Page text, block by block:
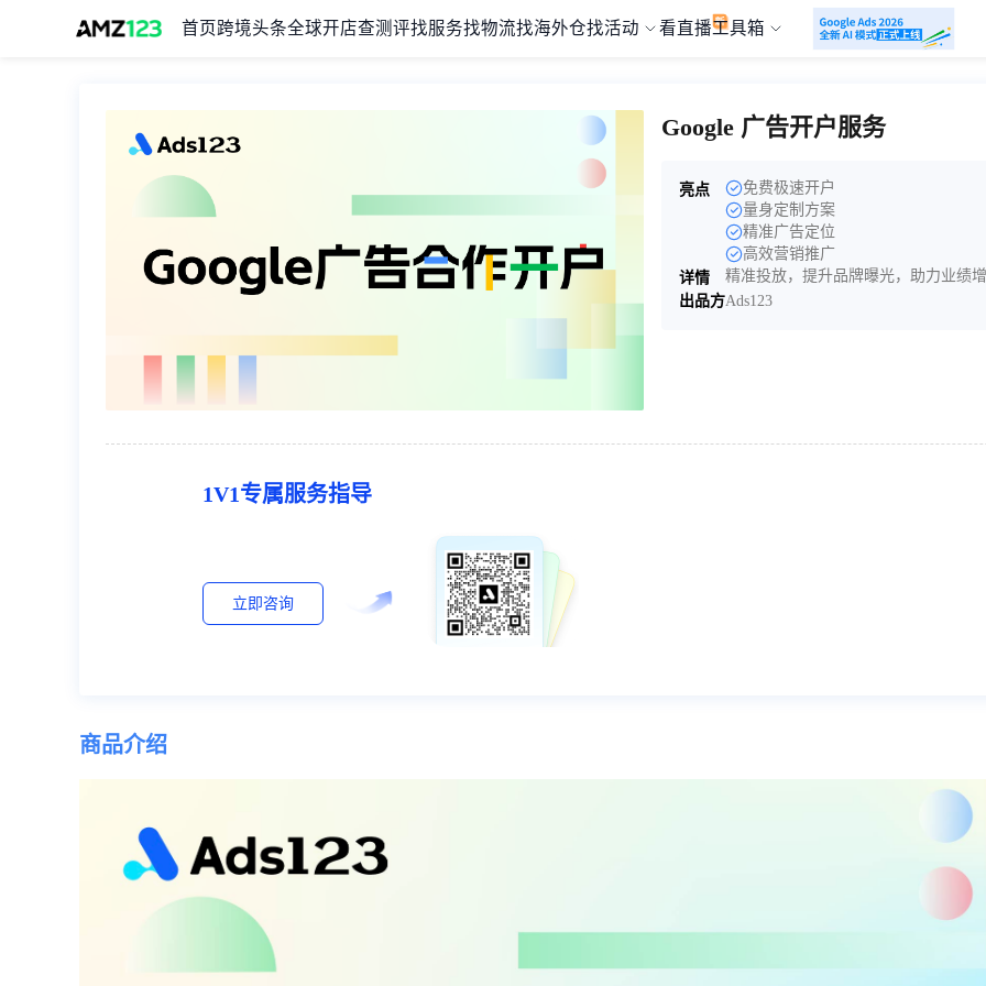
首页 跨境头条全球开店查测评找服务找物流找海外仓找活动 看直播工具箱
Google 广告开户服务
亮点
免费极速开户
量身定制方案
精准广告定位
高效营销推广
详情
精准投放，提升品牌曝光，助力业绩
出品方Ads123
1V1专属服务指导
立即咨询
商品介绍